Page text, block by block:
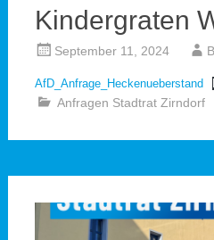
Kindergraten
September 11, 2024
AfD_Anfrage_Heckenueberstand
Anfragen Stadtrat Zirndorf